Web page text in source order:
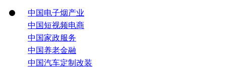
中国电子烟产业
中国短视频电商
中国家政服务
中国养老金融
中国汽车定制改装